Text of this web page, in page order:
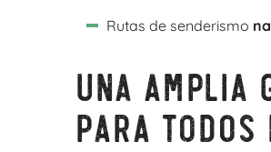
Rutas de senderismo
Una amplia
para